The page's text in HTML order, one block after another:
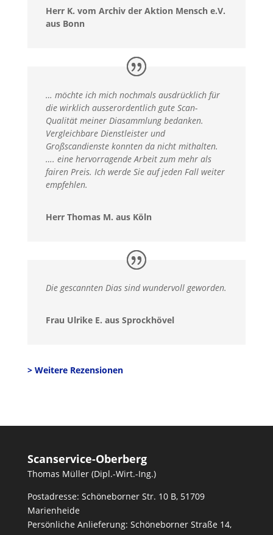
Herr K. vom Archiv der Aktion Mensch e.V.
aus Bonn
… möchte ich mich nochmals ausdrücklich für
die wirklich ausserordentlich gute Scan-
Qualität meiner Diasammlung bedanken.
Vergleichbare Dienstleister und
Großscandienste konnten da nicht mithalten.
…. eine hervorragende Arbeit zum mehr als
fairen Preis. Ich werde Sie auf jeden Fall weiter
empfehlen.
Herr Thomas M. aus Köln
Die gescannten Dias sind wundervoll geworden.
Frau Ulrike E. aus Sprockhövel
> Weitere Rezensionen
Scanservice-Oberberg
Thomas Müller (Dipl.-Wirt.-Ing.)
Postadresse: Schöneborner Str. 10 B, 51709
Marienheide
Persönliche Anlieferung: Schöneborner Straße 14,